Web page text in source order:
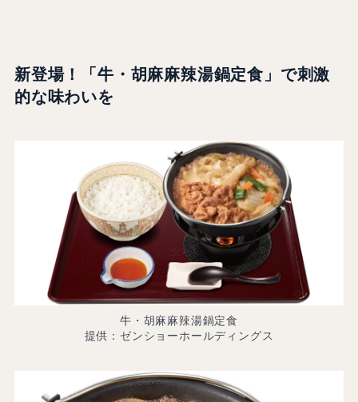
新登場！「牛・胡麻麻辣湯鍋定食」で刺激
的な味わいを
牛・胡麻麻辣湯鍋定食
提供：ゼンショーホールディングス